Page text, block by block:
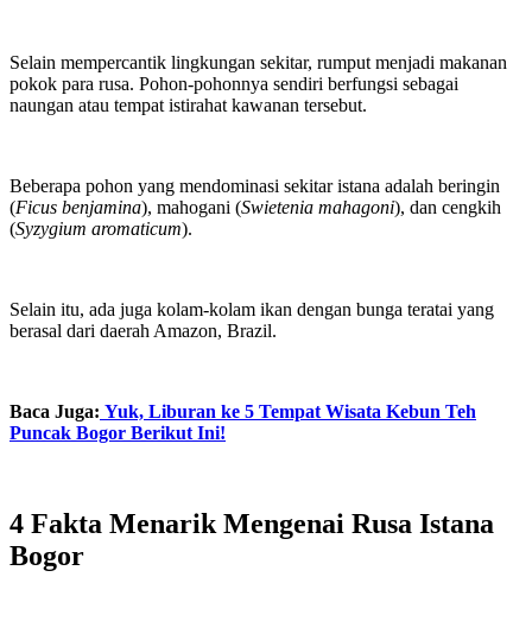
Selain mempercantik lingkungan sekitar, rumput menjadi makanan
pokok para rusa. Pohon-pohonnya sendiri berfungsi sebagai
naungan atau tempat istirahat kawanan tersebut.
Beberapa pohon yang mendominasi sekitar istana adalah beringin
(Ficus benjamina), mahogani (Swietenia mahagoni), dan cengkih
(Syzygium aromaticum).
Selain itu, ada juga kolam-kolam ikan dengan bunga teratai yang
berasal dari daerah Amazon, Brazil.
Baca Juga: Yuk, Liburan ke 5 Tempat Wisata Kebun Teh
Puncak Bogor Berikut Ini!
4 Fakta Menarik Mengenai Rusa Istana
Bogor